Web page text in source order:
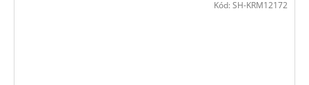
Kód: SH-KRM12172